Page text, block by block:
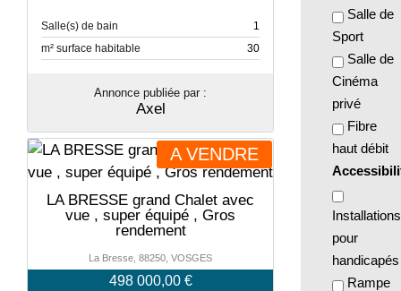
Salle de
Sport
Salle de
Cinéma
privé
Fibre
haut débit
Installations
pour
handicapés
Rampe
Salle(s) de bain
1
m² surface habitable
30
Annonce publiée par :
Axel
A VENDRE
LA BRESSE grand Chalet avec
vue , super équipé , Gros
rendement
La Bresse, 88250, VOSGES
498 000,00 €